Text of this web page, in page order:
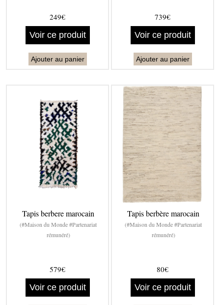
249€
Voir ce produit
Ajouter au panier
739€
Voir ce produit
Ajouter au panier
Tapis berbere marocain
(#Maison du Monde #Partenariat
rémunéré)
579€
Voir ce produit
Tapis berbère marocain
(#Maison du Monde #Partenariat
rémunéré)
80€
Voir ce produit